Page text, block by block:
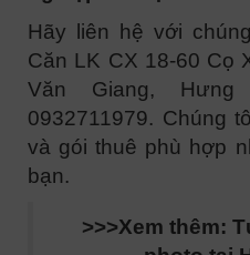
Hãy liên hệ với
Căn LK CX 18-60 Cọ
Văn Giang,
0932711979. Chúng
và gói thuê phù hợp
bạn.
>>>Xem thêm: